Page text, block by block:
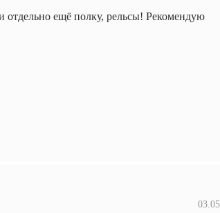
ещё полку, рельсы! Рекомендую